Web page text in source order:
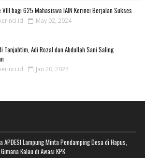
VIII bagi 625 Mahasiswa IAIN Kerinci Berjalan Sukses
May 02, 2024
Tanjabtim, Adi Rozal dan Abdullah Sani Saling
Jan 20, 2024
APDESI Lampung Minta Pendamping Desa di Hapus,
Kalau di Awasi KPK